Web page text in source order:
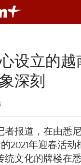
设立的
深刻
者报道，在由悉
2021年迎春活
统文化的牌楼在